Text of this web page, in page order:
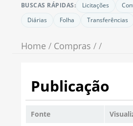
BUSCAS RÁPIDAS: Licitações
Diárias
Folha Transferências
Home / Compras / /
Publicação
Fonte